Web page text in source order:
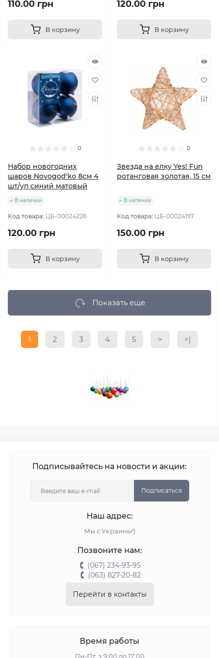
110.00 грн
В корзину
120.00 грн
В корзину
0
Набор новогодних
шаров Novogod'ko 8см 4
шт/уп синий матовый
В наличии
Код товара: ЦБ-00024226
120.00 грн
В корзину
0
Звезда на елку Yes! Fun
ротанговая золотая, 15 см
В наличии
Код товара: ЦБ-00024197
150.00 грн
В корзину
Показать еще
1 2 3 4 5 > >|
Подписывайтесь на новости и акции:
Подписаться
Наш адрес:
Мы с Украины!)
Позвоните нам:
(067) 234-93-95
(063) 827-20-82
Перейти в контакты
Время работы
Пн-Пт: з 9:00 до 17:00